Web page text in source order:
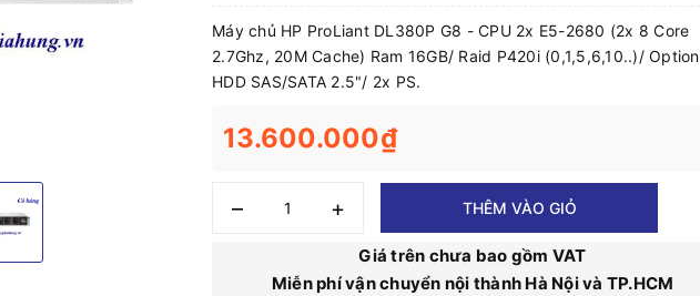
Máy chủ HP ProLiant DL380P G8 - CPU 2x E5-2680 (2x 8 Core
2.7Ghz, 20M Cache) Ram 16GB/ Raid P420i (0,1,5,6,10..)/ Option
HDD SAS/SATA 2.5"/ 2x PS.
13.600.000₫
– + THÊM VÀO GIỎ
Giá trên chưa bao gồm VAT
Miễn phí vận chuyển nội thành Hà Nội và TP.HCM